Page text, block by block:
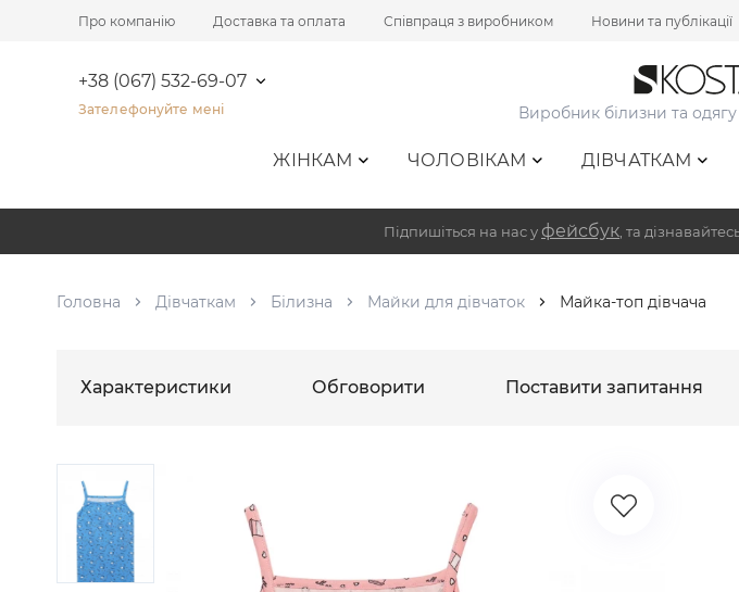
Про компанію Доставка та оплата Співпраця з виробником Новини та публікації
+38 (067) 532-69-07
Зателефонуйте мені Виробник білизни та
ЖІНКАМ ЧОЛОВІКАМ ДІВЧАТКАМ
Підпишіться на нас у фейсбук , та
Головна Дівчаткам Білизна Майки для дівчаток Майка-топ дівчача
Характеристики Обговорити Поставити запитання